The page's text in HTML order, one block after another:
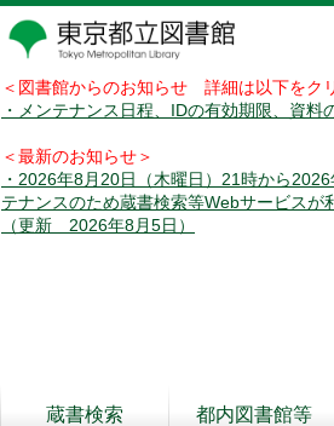
＜図書館からのお知らせ 詳細は以下をク
・メンテナンス日程、IDの有効期限、資
＜最新のお知らせ＞
・2026年8月20日（木曜日）21時から
テナンスのため蔵書検索等Webサービスが
（更新 2026年8月5日）
蔵書検索
都内図書館等